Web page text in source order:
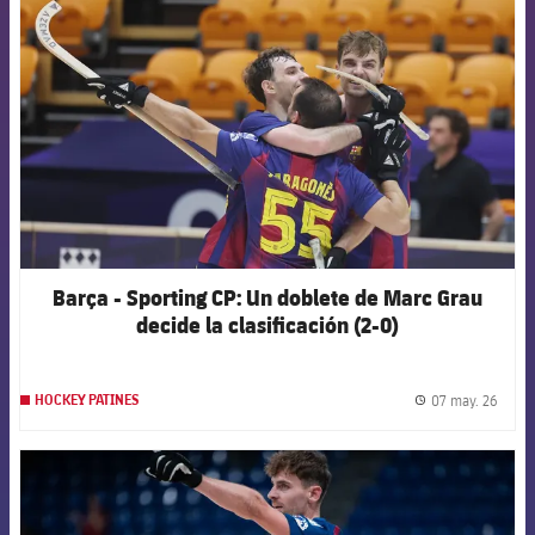
Barça - Sporting CP: Un doblete de Marc Grau
decide la clasificación (2-0)
HOCKEY PATINES 07 may. 26
FCB Barcelona badge